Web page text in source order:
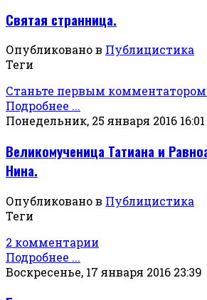
Святая странница.
Опубликовано в Публицистика
Теги
Станьте первым
Подробнее ...
Понедельник, 25 января 2016 16:01
Великомученица Татиана и
Нина.
Опубликовано в Публицистика
Теги
2 комментарии
Подробнее ...
Воскресенье, 17 января 2016 23:39